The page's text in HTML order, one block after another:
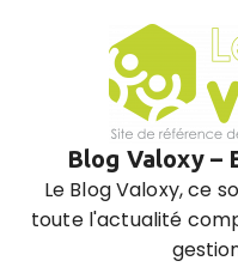
Blog Valoxy –
Le Blog Valoxy, ce
toute l'actualité